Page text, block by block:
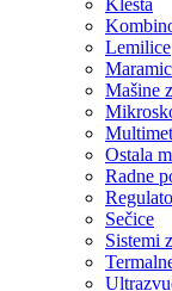
Lemilice
Mašine
Ostala
Radne
Sečice
Sistemi